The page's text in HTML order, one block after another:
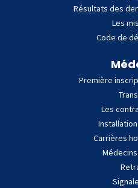
Résultats des
Les
Code de
Première
Les
Carrières